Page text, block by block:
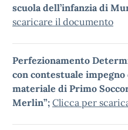
scuola dell’infanzia di
scaricare il documento
Perfezionamento
con contestuale
materiale di Primo
Merlin”; Clicca per